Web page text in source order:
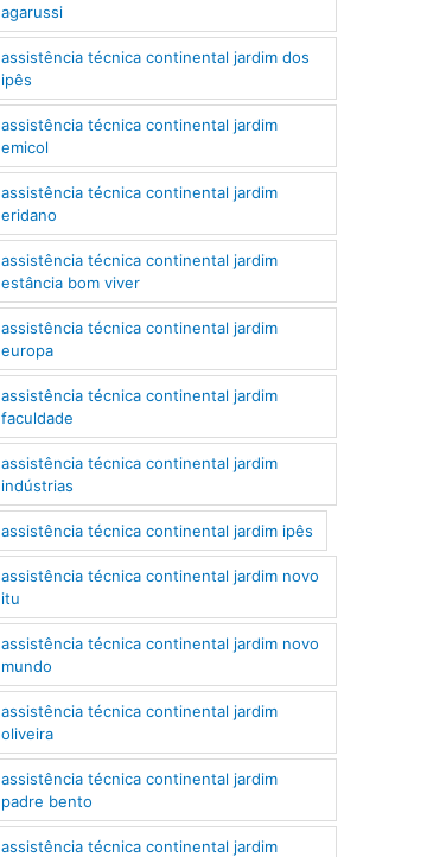
agarussi
assistência técnica continental jardim dos
ipês
assistência técnica continental jardim
emicol
assistência técnica continental jardim
eridano
assistência técnica continental jardim
estância bom viver
assistência técnica continental jardim
europa
assistência técnica continental jardim
faculdade
assistência técnica continental jardim
indústrias
assistência técnica continental jardim ipês
assistência técnica continental jardim novo
itu
assistência técnica continental jardim novo
mundo
assistência técnica continental jardim
oliveira
assistência técnica continental jardim
padre bento
assistência técnica continental jardim